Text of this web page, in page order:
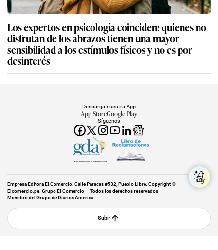
Los expertos en psicología coinciden: quienes no
disfrutan de los abrazos tienen una mayor
sensibilidad a los estímulos físicos y no es por
desinterés
Síguenos
Descarga nuestra App
App StoreGoogle Play
Miembro del Grupo de Diarios América
Empresa Editora El Comercio. Calle Paracas #532, Pueblo Libre. Copyright ©
Elcomercio.pe. Grupo El Comercio — Todos los derechos reservados
Miembro del Grupo de Diarios América
Subir